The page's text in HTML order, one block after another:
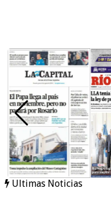
Ultimas Noticias